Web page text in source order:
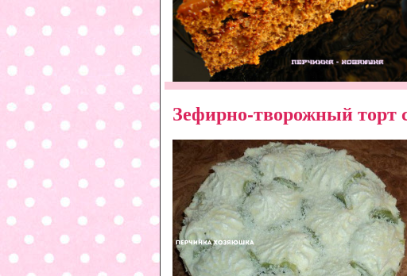
Зефирно-творожный торт